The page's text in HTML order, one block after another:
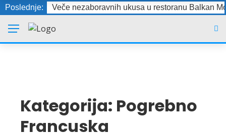
Poslednje: Veče nezaboravnih ukusa u restoranu Balkan
Kategorija: Pogrebno
Francuska